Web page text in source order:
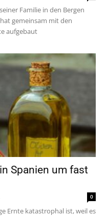
Familie in den Bergen
gemeinsam mit den
aufgebaut
Spanien um fast
0
Ernte katastrophal ist, weil es